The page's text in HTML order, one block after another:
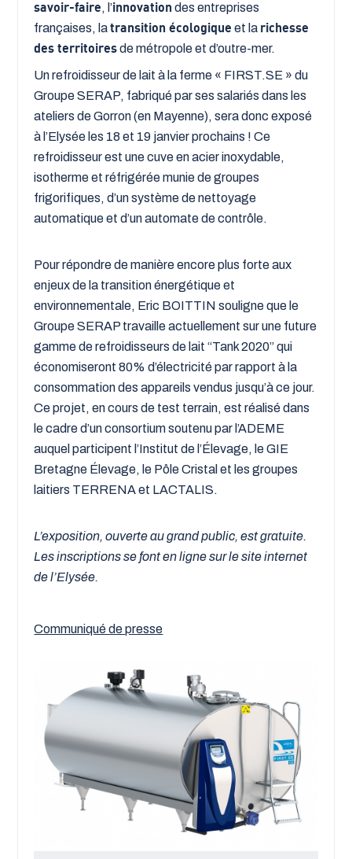
savoir-faire, l’innovation des entreprises
françaises, latransition écologique et la richesse
des territoiresde métropole et d’outre-mer.
Un refroidisseur de lait à la ferme « FIRST.SE » du
Groupe SERAP, fabriqué par ses salariés dans les
ateliers de Gorron (en Mayenne), sera donc exposé
à l’Elysée les 18 et 19 janvier prochains ! Ce
refroidisseur est une cuve en acier inoxydable,
isotherme et réfrigérée munie de groupes
frigorifiques, d’un système de nettoyage
automatique et d’un automate de contrôle.
Pour répondre de manière encore plus forte aux
enjeux de la transition énergétique et
environnementale, Eric BOITTIN souligne que le
Groupe SERAP travaille actuellement sur une future
gamme de refroidisseurs de lait “Tank 2020” qui
économiseront 80% d’électricité par rapport à la
consommation des appareils vendus jusqu’à ce jour.
Ce projet, en cours de test terrain, est réalisé dans
le cadre d’un consortium soutenu par l’ADEME
auquel participent l’Institut de l’Élevage, le GIE
Bretagne Élevage, le Pôle Cristal et les groupes
laitiers TERRENA et LACTALIS.
L’exposition, ouverte au grand public, est gratuite.
Les inscriptions se font en ligne sur le site internet
de l’Elysée.
Communiqué de presse